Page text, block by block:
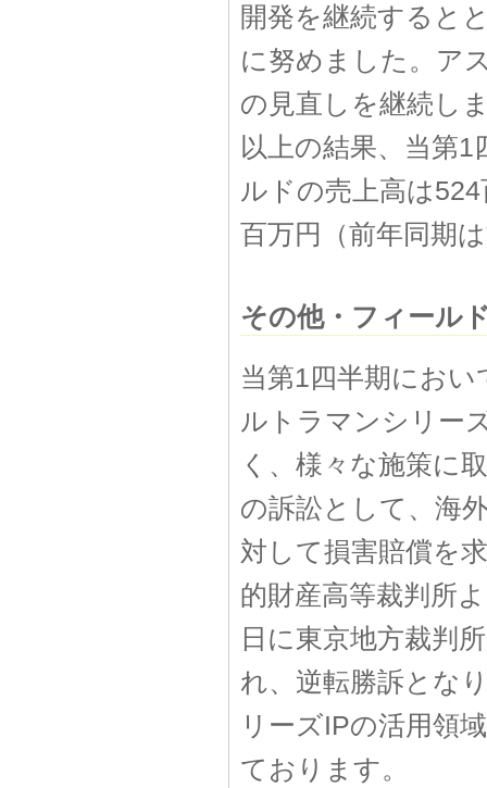
開発を継続すると
に努めました。ア
の見直しを継続し
以上の結果、当第
ルドの売上高は
百万円（前年同期
その他・フィール
当第1四半期にお
ルトラマンシリー
く、様々な施策に
の訴訟として、海
対して損害賠償を
的財産高等裁判所
日に東京地方裁判
れ、逆転勝訴とな
リーズIPの活用領
ております。